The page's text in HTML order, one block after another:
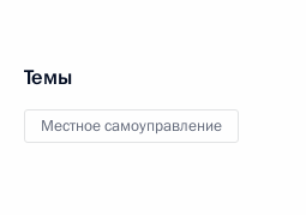
Темы
Местное самоуправление